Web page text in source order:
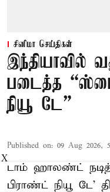
சினிமா செய்திகள்
இந்தியாவில்
படைத்த
நியூ டே”
Published on: 09 Aug 2026,
டாம் ஹாலண்ட்
பிராண்ட் நியூ டே’
X